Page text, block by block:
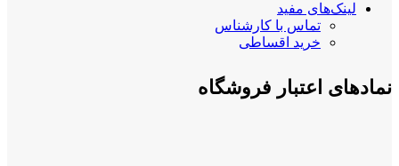
لینک‌های مفید
تماس با کارشناس
خرید اقساطی
نمادهای اعتبار فروشگاه